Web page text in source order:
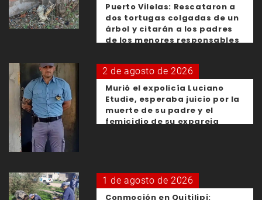
Puerto Vilelas: Rescataron a
dos tortugas colgadas de un
árbol y citarán a los padres
de los menores responsables
2 de agosto de 2026
Murió el expolicía Luciano
Etudie, esperaba juicio por la
muerte de su padre y el
femicidio de su expareja
1 de agosto de 2026
Conmoción en Quitilipi: